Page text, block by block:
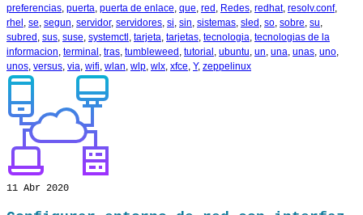
preferencias, puerta, puerta de enlace, que, red , Redes, redhat, resolv.conf,
rhel , se, segun, servidor, servidores, si, sin, sistemas, sled , so, sobre, su,
subred , sus, suse, systemctl , tarjeta, tarjetas, tecnologia, tecnologias de la
informacion, terminal , tras, tumbleweed , tutorial , ubuntu, un, una, unas, uno,
unos, versus, via, wifi, wlan, wlp, wlx, xfce, Y, zeppelinux
11 Abr 2020